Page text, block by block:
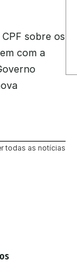
sobre os
com a
todas as notícias